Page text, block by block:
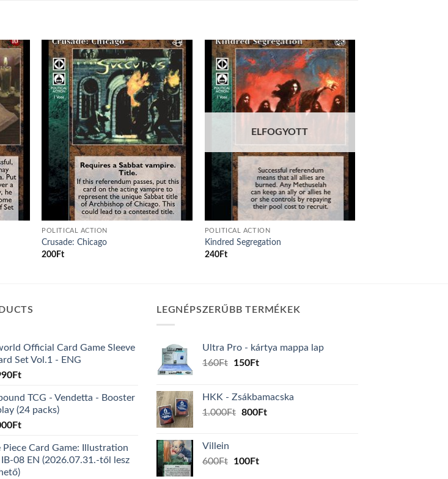
Add to
wishlist
Add to
wishlist
POLITICAL ACTION
Crusade: Chicago
200 Ft
Add to
wishlist
ELFOGYOTT
POLITICAL ACTION
Kindred Segregation
240Ft
Official Card Game Sleeve
Set Vol.1 - ENG
Ft
TCG - Vendetta - Booster
(24 packs)
Ft
Piece Card Game: Illustration
IB-08 EN (2026.07.31.-től lesz
LEGNÉPSZERŰBB TERMÉKEK
Ultra Pro - kártya mappa lap
160Ft
Original
160Ft.
150FtCurrent
150Ft.
HKK - Zsákbamacska
1.000Ft Original
800FtCurrent
Villein
600Ft
Original
100FtCurrent